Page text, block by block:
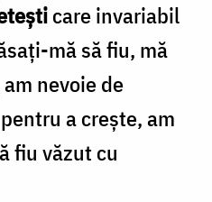
care invariabil
mă să fiu, mă
nevoie de
a creşte, am
fiu văzut cu